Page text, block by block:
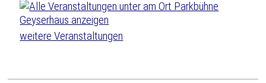
weitere Veranstaltungen